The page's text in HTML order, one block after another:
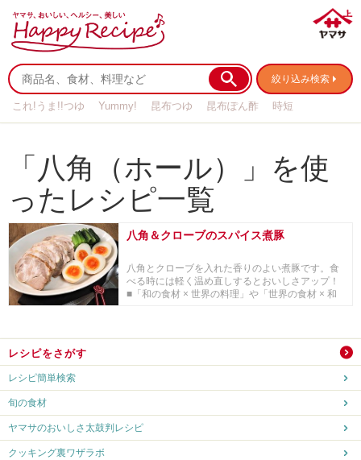
絞り込み検索
これ!うま!!つゆ Yummy! 昆布つゆ 昆布ぽん酢
時短
「八角（ホール）」を使
ったレシピ一覧
八角＆クローブのスパイス煮豚
八角とクローブを入れた香りのよい煮豚です。食
べる時には軽く温め直しするとおいしさアップ！
■「和の食材 × 世界の料理」や「世界の食材 × 和
レシピをさがす
レシピ簡単検索
旬の食材
ヤマサのおいしさ太鼓判レシピ
クッキング裏ワザラボ